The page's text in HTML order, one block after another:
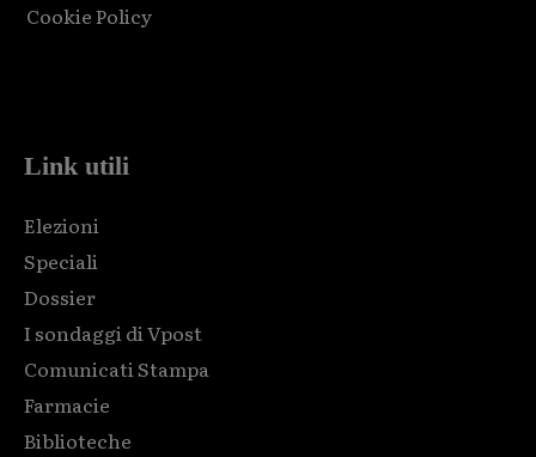
Cookie Policy
Link utili
Elezioni
Speciali
Dossier
I sondaggi di Vpost
Comunicati Stampa
Farmacie
Biblioteche